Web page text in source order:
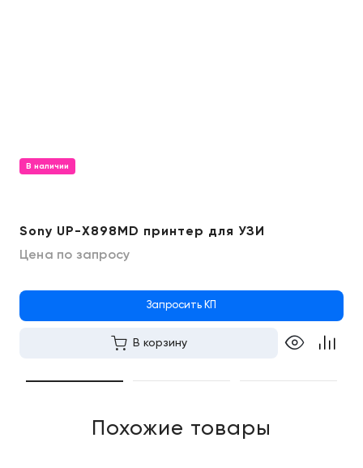
В наличии
Sony UP-X898MD принтер для УЗИ
Цена по запросу
Запросить КП
В корзину
Похожие товары